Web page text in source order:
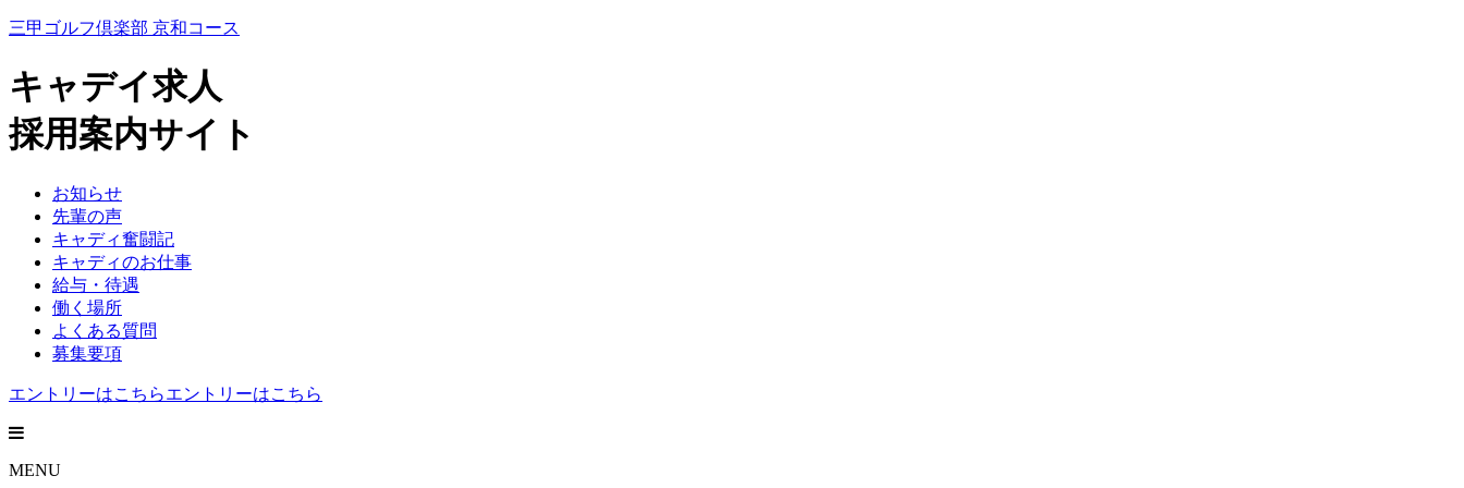
三甲ゴルフ倶楽部 京和コース
キャデイ求人
採用案内サイト
お知らせ
先輩の声
キャディ奮闘記
キャディのお仕事
給与・待遇
働く場所
よくある質問
募集要項
エントリーはこちらエントリーはこちら
MENU